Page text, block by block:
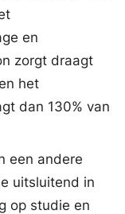
en
zorgt draagt
het
dan 130% van
een andere
uitsluitend in
op studie en